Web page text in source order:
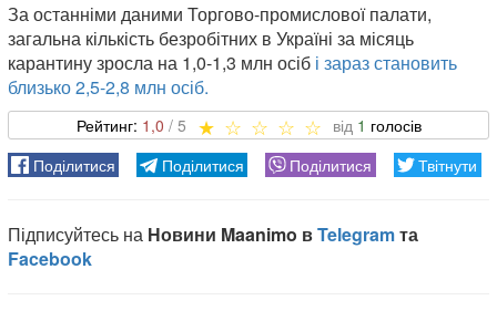
За останніми даними Торгово-промислової палати,
загальна кількість безробітних в Україні за місяць
карантину зросла на 1,0-1,3 млн осіб і зараз становить
близько 2,5-2,8 млн осіб.
1,0 1